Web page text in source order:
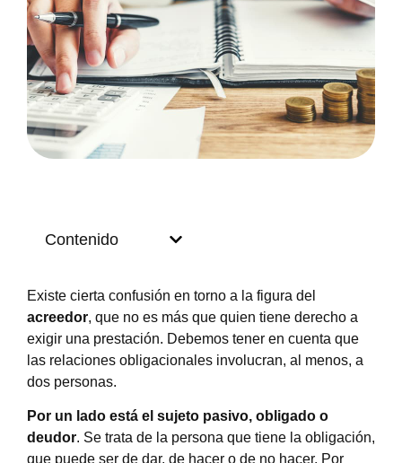
Contenido
Existe cierta confusión en torno a la figura del
acreedor, que no es más que quien tiene derecho a
exigir una prestación. Debemos tener en cuenta que
las relaciones obligacionales involucran, al menos, a
dos personas.
Por un lado está el sujeto pasivo, obligado o
deudor. Se trata de la persona que tiene la obligación,
que puede ser de dar, de hacer o de no hacer. Por